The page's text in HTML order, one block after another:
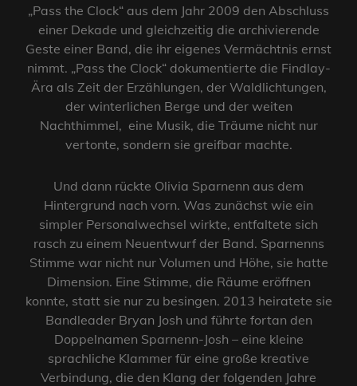
„Pass the Clock“ aus dem Jahr 2009 den Abschluss
einer Dekade und gleichzeitig die archivierende
Geste einer Band, die ihr eigenes Vermächtnis ernst
nimmt. „Pass the Clock“ dokumentierte die Findlay-
Ära als Zeit der Erzählungen, der Waldlichtungen,
der winterlichen Berge und der weiten
Nachthimmel, eine Musik, die Träume nicht nur
vertonte, sondern sie greifbar machte.
Und dann rückte Olivia Sparnenn aus dem
Hintergrund nach vorn. Was zunächst wie ein
simpler Personalwechsel wirkte, entfaltete sich
rasch zu einem Neuentwurf der Band. Sparnenns
Stimme war nicht nur Volumen und Höhe, sie hatte
Dimension. Eine Stimme, die Räume eröffnen
konnte, statt sie nur zu besingen. 2013 heiratete sie
Bandleader Bryan Josh und führte fortan den
Doppelnamen Sparnenn-Josh – eine kleine
sprachliche Klammer für eine große kreative
Verbindung, die den Klang der folgenden Jahre